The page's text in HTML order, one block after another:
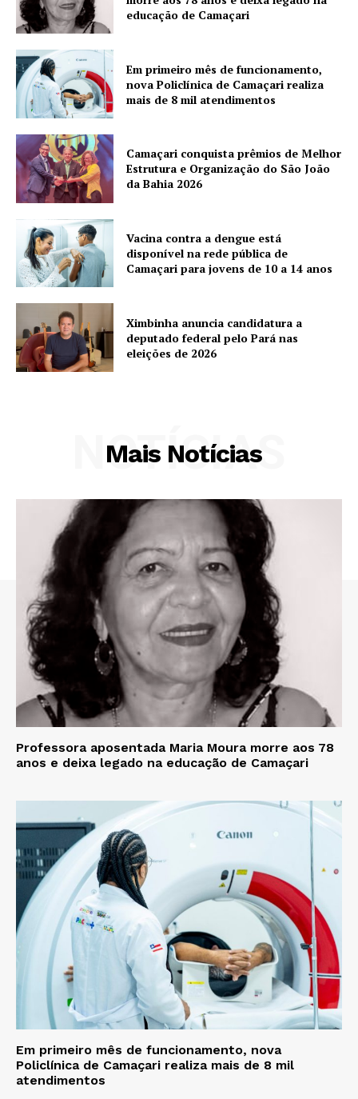
educação de Camaçari
Em primeiro mês de funcionamento,
nova Policlínica de Camaçari realiza
mais de 8 mil atendimentos
Camaçari conquista prêmios de Melhor
Estrutura e Organização do São João
da Bahia 2026
Vacina contra a dengue está
disponível na rede pública de
Camaçari para jovens de 10 a 14 anos
Ximbinha anuncia candidatura a
deputado federal pelo Pará nas
eleições de 2026
Mais Notícias
NOTÍCIAS
Professora aposentada Maria Moura morre aos 78
anos e deixa legado na educação de Camaçari
Em primeiro mês de funcionamento, nova
Policlínica de Camaçari realiza mais de 8 mil
atendimentos